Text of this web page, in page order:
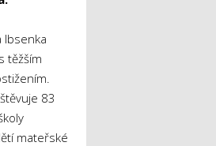
Ibsenka
těžším
83
mateřské